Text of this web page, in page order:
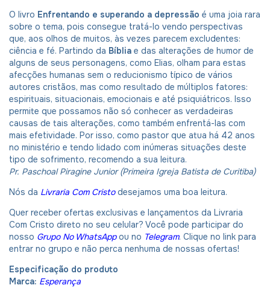
O livro Enfrentando e superando a depressão é uma joia rara
sobre o tema, pois consegue tratá-lo vendo perspectivas
que, aos olhos de muitos, às vezes parecem excludentes:
ciência e fé. Partindo da Bíblia e das alterações de humor de
alguns de seus personagens, como Elias, olham para estas
afecções humanas sem o reducionismo típico de vários
autores cristãos, mas como resultado de múltiplos fatores:
espirituais, situacionais, emocionais e até psiquiátricos. Isso
permite que possamos não só conhecer as verdadeiras
causas de tais alterações, como também enfrentá-las com
mais efetividade. Por isso, como pastor que atua há 42 anos
no ministério e tendo lidado com inúmeras situações deste
tipo de sofrimento, recomendo a sua leitura.
Pr. Paschoal Piragine Junior (Primeira Igreja Batista de Curitiba)
Nós da Livraria Com Cristodesejamos uma boa leitura.
Quer receber ofertas exclusivas e lançamentos da Livraria
Com Cristo direto no seu celular? Você pode participar do
nosso Grupo No WhatsAppou no Telegram. Clique no link para
entrar no grupo e não perca nenhuma de nossas ofertas!
Especificação do produto
Marca: Esperança